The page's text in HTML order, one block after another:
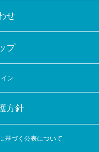
せ
プ
ン
方針
基づく公表について